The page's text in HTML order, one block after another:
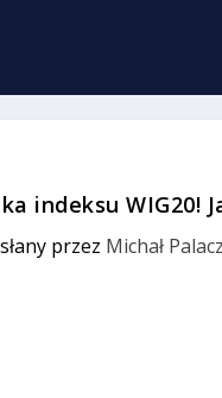
indeksu WIG20!
przez Michał